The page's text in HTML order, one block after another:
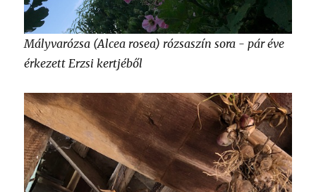
Mályvarózsa (Alcea rosea) rózsaszín sora - pár éve
érkezett Erzsi kertjéből